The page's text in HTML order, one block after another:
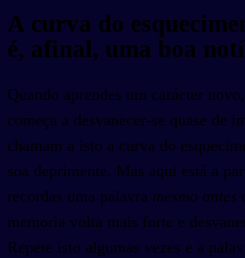
A curva do
é, afinal, uma boa
Quando aprendes um carácter
começa a desvanecer-se quase de
chamam a isto a curva do
soa deprimente. Mas aqui está a
recordas uma palavra mesmo antes
memória volta mais forte e
Repete isto algumas vezes e a